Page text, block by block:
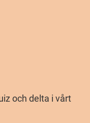
och delta i vårt